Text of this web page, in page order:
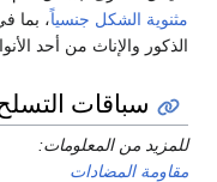
مثنوية الشكل جنسياً، بما
الذكور والإناث من أحد
سباقات
للمزيد من المعلومات:
مقاومة المضادات